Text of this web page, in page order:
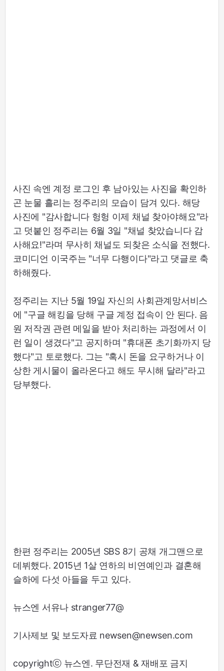
사진 속엔 계정 로그인 후 남아있는 사진을 확인하
곤 눈물 흘리는 정주리의 모습이 담겨 있다. 해당
사진에 "감사합니다 헝헝 이제 채널 찾아야해요"라
고 덧붙인 정주리는 6월 3일 "채널 찾았습니다 감
사해요!"라며 무사히 채널도 되찾은 소식을 전했다.
코미디언 이국주는 "너무 다행이다"라고 댓글로 축
하해줬다.
정주리는 지난 5월 19일 자신의 사회관계망서비스
에 "구글 해킹을 당해 구글 계정 접속이 안 된다. 음
원 저작권 관련 메일을 받아 처리하는 과정에서 이
런 일이 생겼다"고 공지하며 "휴대폰 초기화까지 당
했다"고 토로했다. 그는 "혹시 돈을 요구하거나 이
상한 게시물이 올라온다고 해도 무시해 달라"라고
당부했다.
한편 정주리는 2005년 SBS 8기 공채 개그맨으로
데뷔했다. 2015년 1살 연하의 비연예인과 결혼해
슬하에 다섯 아들을 두고 있다.
뉴스엔 서유나 stranger77@
기사제보 및 보도자료 newsen@newsen.com
copyrightⓒ 뉴스엔. 무단전재 & 재배포 금지